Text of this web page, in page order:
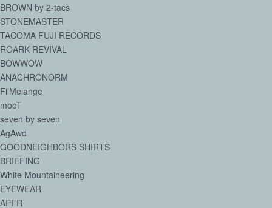
BROWN by 2-tacs
STONEMASTER
TACOMA FUJI RECORDS
ROARK REVIVAL
BOWWOW
ANACHRONORM
FilMelange
mocT
seven by seven
AgAwd
GOODNEIGHBORS SHIRTS
BRIEFING
White Mountaineering
EYEWEAR
APFR